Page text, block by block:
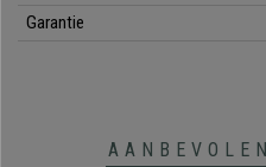
Garantie
AANBEVOLEN